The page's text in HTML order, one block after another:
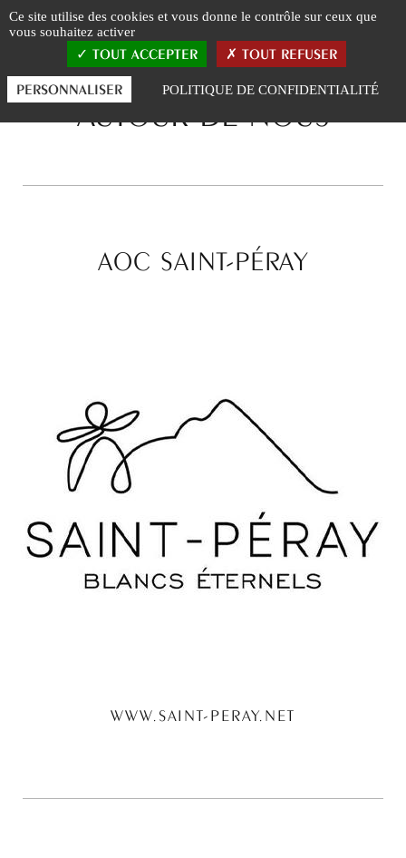
AUTOUR DE NOUS
AOC SAINT-PÉRAY
WWW.SAINT-PERAY.NET
Panneau de gestion des cookies
Ce site utilise des cookies et vous donne le contrôle sur ceux que
vous souhaitez activer
TOUT ACCEPTER TOUT REFUSER
PERSONNALISER POLITIQUE DE CONFIDENTIALITÉ